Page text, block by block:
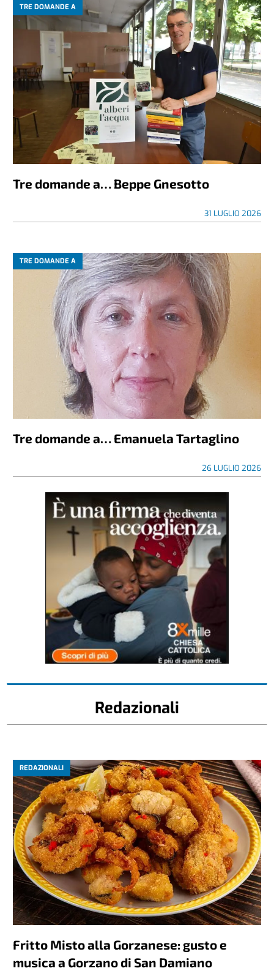
TRE DOMANDE A
Tre domande a… Beppe Gnesotto
31 LUGLIO 2026
TRE DOMANDE A
Tre domande a… Emanuela Tartaglino
26 LUGLIO 2026
Redazionali
REDAZIONALI
Fritto Misto alla Gorzanese: gusto e
musica a Gorzano di San Damiano